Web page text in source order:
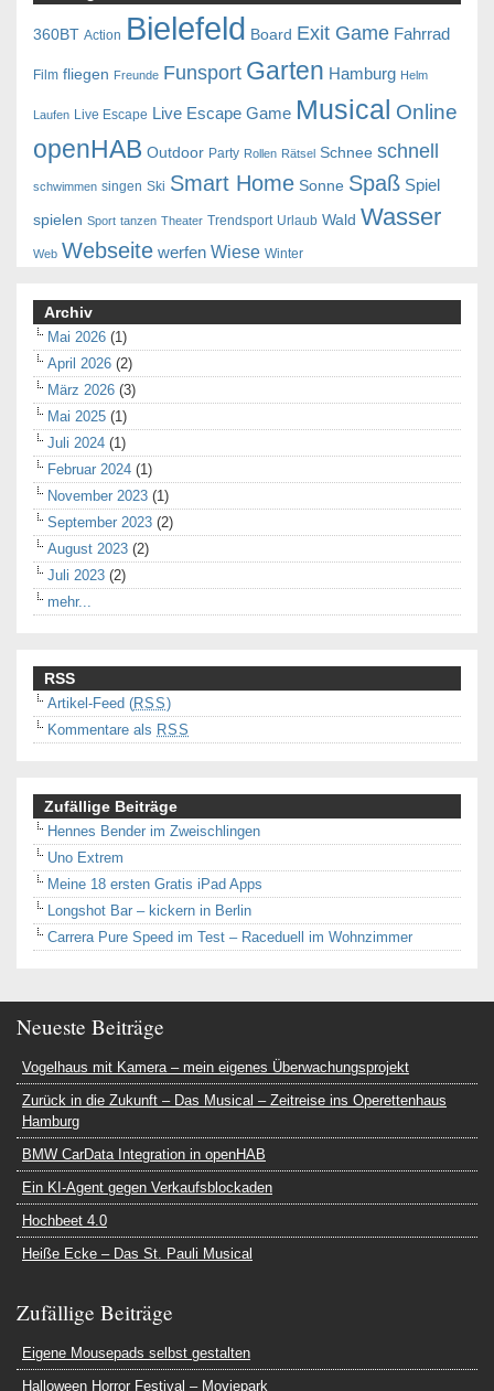
360BT Action Bielefeld Board Exit Game Fahrrad
Film fliegen Freunde Funsport Garten Hamburg Helm
Laufen Live Escape Live Escape Game Musical Online
openHAB Outdoor Party Rollen Rätsel Schnee schnell
schwimmen singen Ski Smart Home Sonne Spaß Spiel
spielen Sport tanzen Theater Trendsport Urlaub Wald Wasser
Web Webseite werfen Wiese Winter
Archiv
Mai 2026 (1)
April 2026 (2)
März 2026 (3)
Mai 2025 (1)
Juli 2024 (1)
Februar 2024 (1)
November 2023 (1)
September 2023 (2)
August 2023 (2)
Juli 2023 (2)
mehr...
RSS
Artikel-Feed (RSS)
Kommentare als RSS
Zufällige Beiträge
Hennes Bender im Zweischlingen
Uno Extrem
Meine 18 ersten Gratis iPad Apps
Longshot Bar – kickern in Berlin
Carrera Pure Speed im Test – Raceduell im Wohnzimmer
Neueste Beiträge
Vogelhaus mit Kamera – mein eigenes Überwachungsprojekt
Zurück in die Zukunft – Das Musical – Zeitreise ins Operettenhaus
Hamburg
BMW CarData Integration in openHAB
Ein KI-Agent gegen Verkaufsblockaden
Hochbeet 4.0
Heiße Ecke – Das St. Pauli Musical
Zufällige Beiträge
Eigene Mousepads selbst gestalten
Halloween Horror Festival – Moviepark